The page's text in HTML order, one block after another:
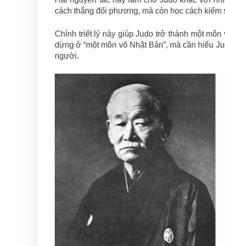
cách thắng đối phương, mà còn học cách kiểm
Chính triết lý này giúp Judo trở thành một
dừng ở “một môn võ Nhật Bản”, mà cần hiểu
người.